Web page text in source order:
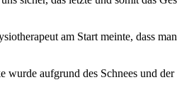
am Start meinte, dass
aufgrund des Schnees und